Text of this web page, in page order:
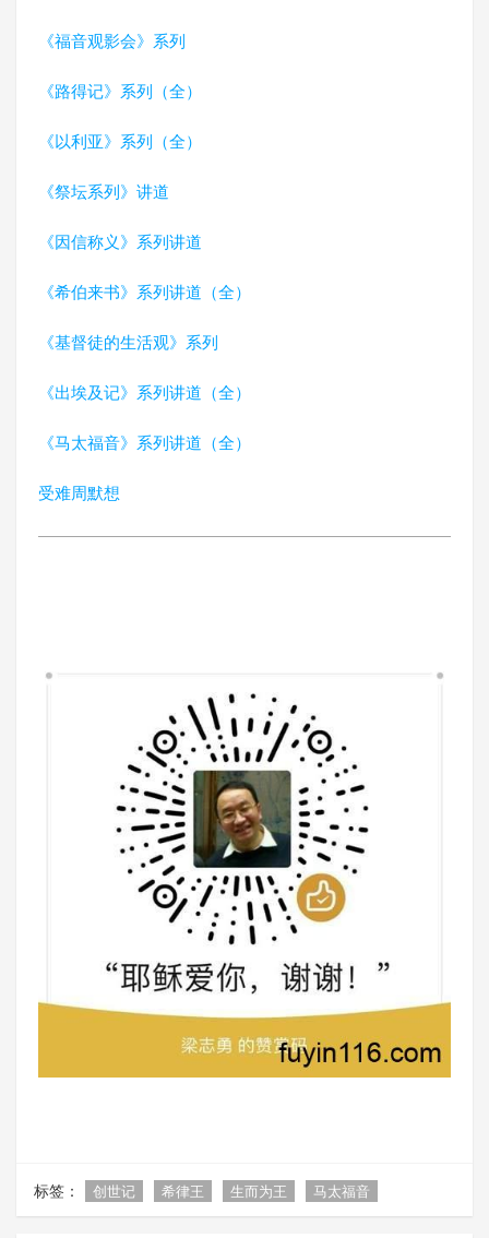
《福音观影会》系列
《路得记》系列（全）
《以利亚》系列（全）
《祭坛系列》讲道
《因信称义》系列讲道
《希伯来书》系列讲道（全）
《基督徒的生活观》系列
《出埃及记》系列讲道（全）
《马太福音》系列讲道（全）
受难周默想
标签： 创世记 希律王 生而为王 马太福音